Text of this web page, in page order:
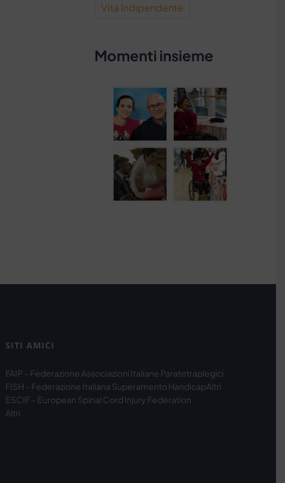
Vita Indipendente
Momenti insieme
SITI AMICI
FAIP – Federazione Associazioni Italiane Paratetraplegici
FISH – Federazione Italiana Superamento HandicapAltri
ESCIF – European Spinal Cord Injury Federation
Altri